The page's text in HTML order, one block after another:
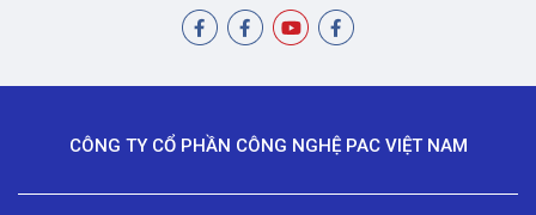
CÔNG TY CỔ PHẦN CÔNG NGHỆ PAC VIỆT NAM